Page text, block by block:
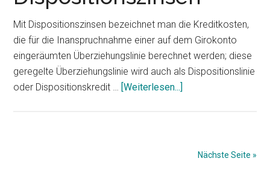
Deutscher
Mit Dispositionszinsen bezeichnet man die Kreditkosten,
die für die Inanspruchnahme einer auf dem Girokonto
eingeräumten Überziehungslinie berechnet werden; diese
geregelte Überziehungslinie wird auch als Dispositionslinie
oder Dispositionskredit … [Weiterlesen...]
Nächste Seite »